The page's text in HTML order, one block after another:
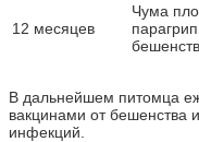
12 месяцев
Чума
В дальнейшем питомца
вакцинами от бешенства
инфекций.